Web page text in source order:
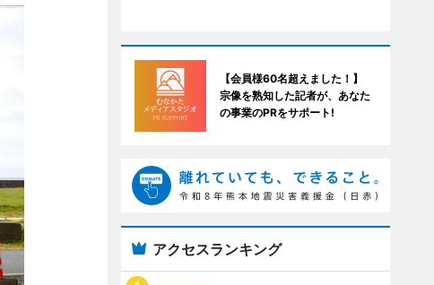
【会員様60名超えました！】
宗像を熟知した記者が、あなた
の事業のPRをサポート!
アクセスランキング